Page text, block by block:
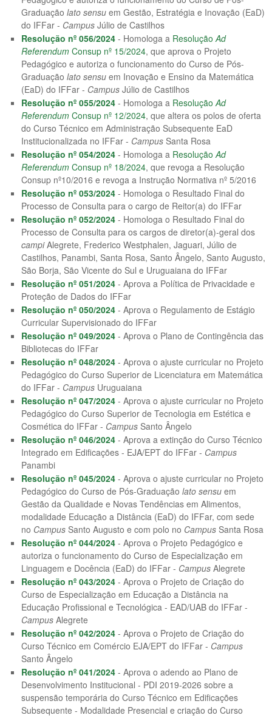
Graduação lato sensu em Gestão, Estratégia e Inovação (EaD)
do IFFar - Campus Júlio de Castilhos
Resolução nº 056/2024 - Homologa a Resolução Ad
Referendum Consup nº 15/2024, que aprova o Projeto
Pedagógico e autoriza o funcionamento do Curso de Pós-
Graduação lato sensu em Inovação e Ensino da Matemática
(EaD) do IFFar - Campus Júlio de Castilhos
Resolução nº 055/2024 - Homologa a Resolução Ad
Referendum Consup nº 12/2024, que altera os polos de oferta
do Curso Técnico em Administração Subsequente EaD
Institucionalizada no IFFar - Campus Santa Rosa
Resolução nº 054/2024 - Homologa a Resolução Ad
Referendum Consup nº 18/2024, que revoga a Resolução
Consup nº10/2016 e revoga a Instrução Normativa nº 5/2016
Resolução nº 053/2024 - Homologa o Resultado Final do
Processo de Consulta para o cargo de Reitor(a) do IFFar
Resolução nº 052/2024 - Homologa o Resultado Final do
Processo de Consulta para os cargos de diretor(a)-geral dos
campiAlegrete, Frederico Westphalen, Jaguari, Júlio de
Castilhos, Panambi, Santa Rosa, Santo Ângelo, Santo Augusto,
São Borja, São Vicente do Sul e Uruguaiana do IFFar
Resolução nº 051/2024 - Aprova a Política de Privacidade e
Proteção de Dados do IFFar
Resolução nº 050/2024 - Aprova o Regulamento de Estágio
Curricular Supervisionado do IFFar
Resolução nº 049/2024 - Aprova o Plano de Contingência das
Bibliotecas do IFFar
Resolução nº 048/2024 - Aprova o ajuste curricular no Projeto
Pedagógico do Curso Superior de Licenciatura em Matemática
do IFFar - Campus Uruguaiana
Resolução nº 047/2024 - Aprova o ajuste curricular no Projeto
Pedagógico do Curso Superior de Tecnologia em Estética e
Cosmética do IFFar - Campus Santo Ângelo
Resolução nº 046/2024 - Aprova a extinção do Curso Técnico
Integrado em Edificações - EJA/EPT do IFFar - Campus
Panambi
Resolução nº 045/2024 - Aprova o ajuste curricular no Projeto
Pedagógico do Curso de Pós-Graduação lato sensu em
Gestão da Qualidade e Novas Tendências em Alimentos,
modalidade Educação a Distância (EaD) do IFFar, com sede
no Campus Santo Augusto e com polo no Campus Santa Rosa
Resolução nº 044/2024 - Aprova o Projeto Pedagógico e
autoriza o funcionamento do Curso de Especialização em
Linguagem e Docência (EaD) do IFFar - Campus Alegrete
Resolução nº 043/2024 - Aprova o Projeto de Criação do
Curso de Especialização em Educação a Distância na
Educação Profissional e Tecnológica - EAD/UAB do IFFar -
Campus Alegrete
Resolução nº 042/2024 - Aprova o Projeto de Criação do
Curso Técnico em Comércio EJA/EPT do IFFar - Campus
Santo Ângelo
Resolução nº 041/2024 - Aprova o adendo ao Plano de
Desenvolvimento Institucional - PDI 2019-2026 sobre a
suspensão temporária do Curso Técnico em Edificações
Subsequente - Modalidade Presencial e criação do Curso